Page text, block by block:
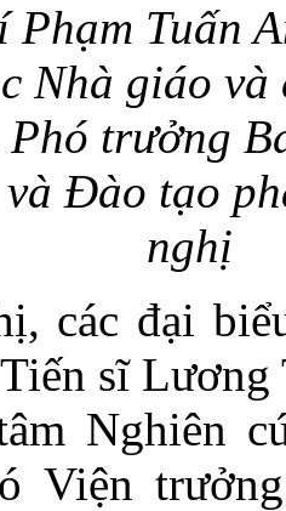
Tuấn
Nhà giáo và
trưởng
Đào tạo
nghị
các đại
sĩ Lương
Nghiên
Viện